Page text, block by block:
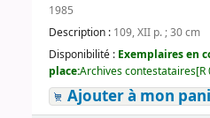
1985
Description : 109, XII p. ; 30 cm
Disponibilité : Exemplaires en
place:Archives contestataires[R
Ajouter à mon